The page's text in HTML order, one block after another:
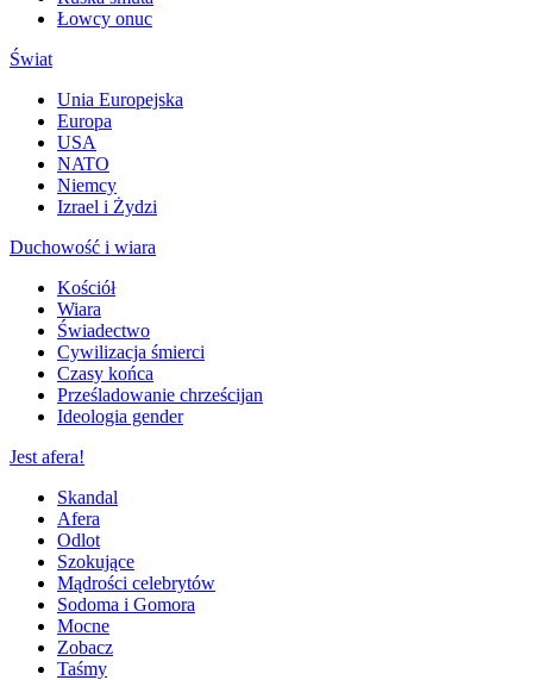
Łowcy onuc
Świat
Unia Europejska
Europa
USA
NATO
Niemcy
Izrael i Żydzi
Duchowość i wiara
Kościół
Wiara
Świadectwo
Cywilizacja śmierci
Czasy końca
Prześladowanie chrześcijan
Ideologia gender
Jest afera!
Skandal
Afera
Odlot
Szokujące
Mądrości celebrytów
Sodoma i Gomora
Mocne
Zobacz
Taśmy